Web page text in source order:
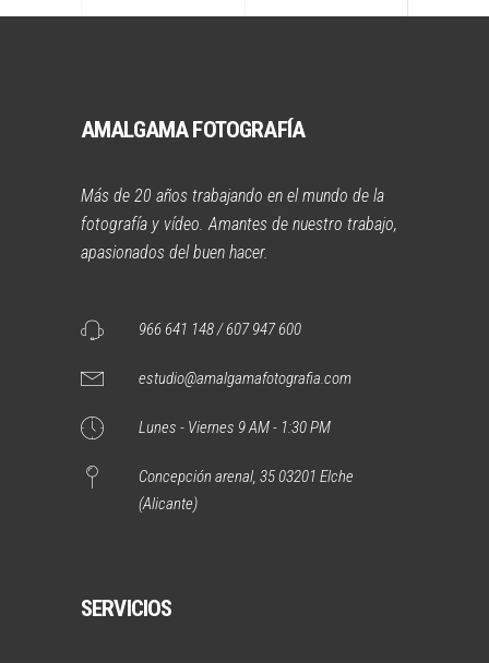
AMALGAMA FOTOGRAFÍA
Más de 20 años trabajando en el mundo de la
fotografía y vídeo. Amantes de nuestro trabajo,
apasionados del buen hacer.
966 641 148 / 607 947 600
estudio@amalgamafotografia.com
Lunes - Viernes 9 AM - 1:30 PM
Concepción arenal, 35 03201 Elche
(Alicante)
SERVICIOS